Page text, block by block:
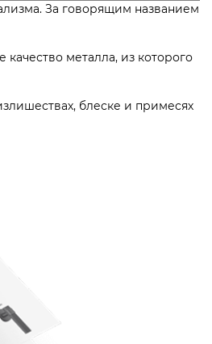
За говорящим названием
металла, из которого
блеске и примесях